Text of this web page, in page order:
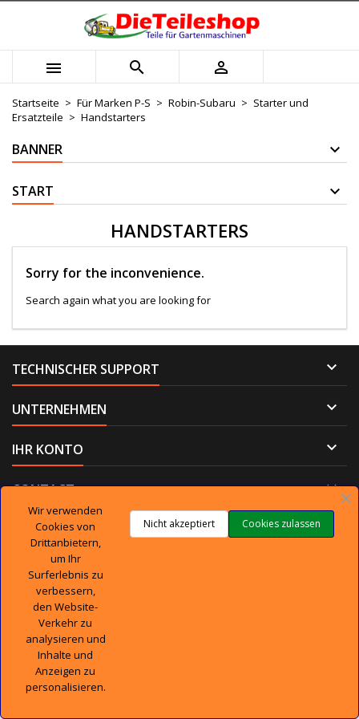
  
Startseite Für Marken P-S Robin-Subaru
Starter und
Ersatzteile
Handstarters
BANNER
START
HANDSTARTERS
Sorry for the inconvenience.
Search again what you are looking for
TECHNISCHER SUPPORT 
UNTERNEHMEN 
IHR KONTO 
CONTACT 
Mijn verlanglijst
add_circle_outline Maak nieuwe lijst
((modalTitle))
((confirmMessage))
((cancelText))
Wunschliste erstellen
Name der Wunschliste
Anmelden
Sie müssen angemeldet sein, um Artikel Ihrer
Wunschliste hinzufügen zu können.
© Copyright 2026 DieTeileshop. All Rights Reserved.
Wir verwenden
Cookies von
Drittanbietern,
um Ihr
Surferlebnis zu
verbessern,
den Website-
Verkehr zu
analysieren und
Inhalte und
Anzeigen zu
personalisieren.
Cookies zulassen
Nicht akzeptiert